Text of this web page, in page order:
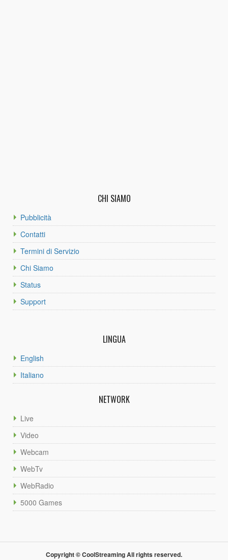
CHI SIAMO
Pubblicità
Contatti
Termini di Servizio
Chi Siamo
Status
Support
LINGUA
English
Italiano
NETWORK
Live
Video
Webcam
WebTv
WebRadio
5000 Games
Copyright © CoolStreaming All rights reserved.